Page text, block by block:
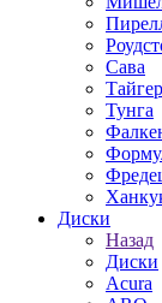
Сава
Тайгер
Тунга
Диски
Назад
Диски
Acura